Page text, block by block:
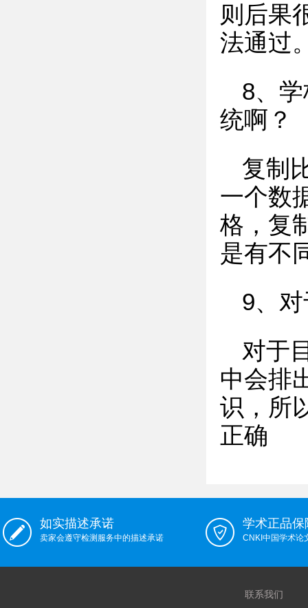
则后果
法通过
8、
统啊？
复制
一个数
格，复
是有不
9、
对于
中会排
识，所
正确
如实描述承诺
卖家会遵守检测服务中的描述承诺
学术正品保
CNKI中国学术论
联系我们